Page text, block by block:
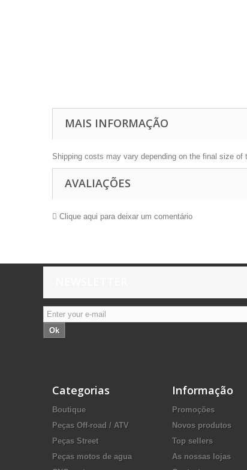
MAIS INFORMAÇÃO
Shipping costs may vary depending on the final size of
AVALIAÇÕES
Clique aqui para deixar um comentário
Ok
Categorias
Boutique
Peças Off-road / ATV
Peças Street
Peças motos de agua
Informação
Promoções
Novos produtos
Top sellers
As nossas lojas